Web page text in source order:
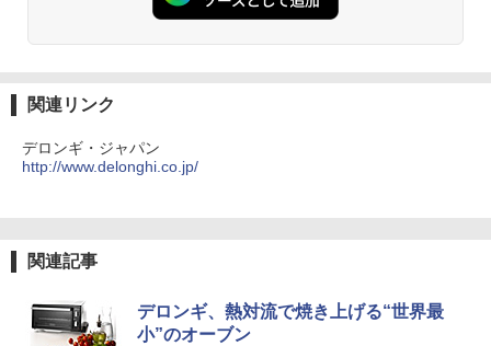
関連リンク
デロンギ・ジャパン
http://www.delonghi.co.jp/
関連記事
デロンギ、熱対流で焼き上げる“世界最
小”のオーブン